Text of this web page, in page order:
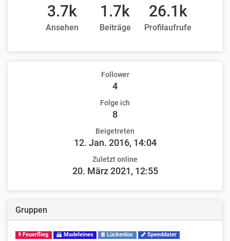
3.7k
Ansehen
1.7k
Beiträge
26.1k
Profilaufrufe
Follower
4
Folge ich
8
Beigetreten
12. Jan. 2016, 14:04
Zuletzt online
20. März 2021, 12:55
Gruppen
Feuerflieg Madeleines Lückenlos
Speeddater